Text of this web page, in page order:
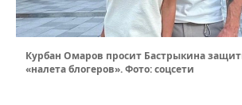
Курбан Омаров просит Бастрыкина
«налета блогеров». Фото: соцсети